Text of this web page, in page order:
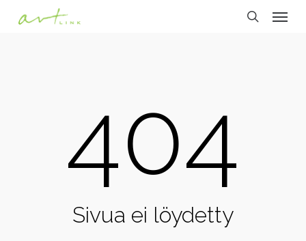
Menu
404
Sivua ei löydetty